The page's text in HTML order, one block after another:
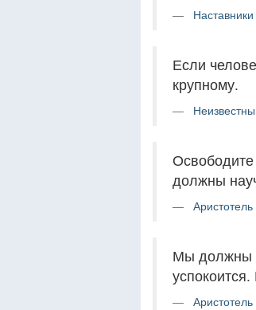
Если
крупному.
должны
Мы должны